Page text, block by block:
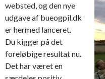
websted, og den nye
udgave af bueogpil.dk
er hermed lanceret.
Du kigger på det
foreløbige resultat nu.
Det har været en